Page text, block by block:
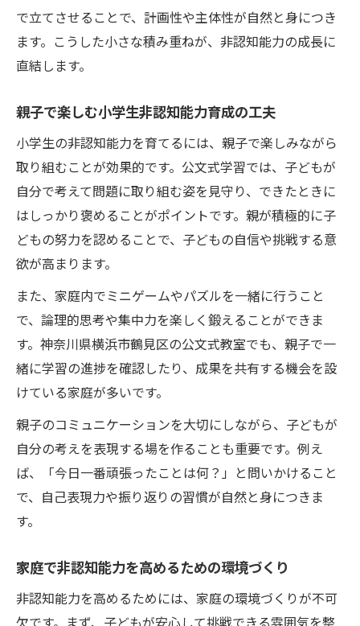
で立てさせることで、計画性や主体性が自然と身につき
ます。こうした小さな積み重ねが、非認知能力の成長に
直結します。
親子で楽しむ小学生非認知能力育成の工夫
小学生の非認知能力を育てるには、親子で楽しみながら
取り組むことが効果的です。公文式学習では、子どもが
自分で考えて問題に取り組む姿を見守り、できたときに
はしっかり褒めることがポイントです。親が積極的に子
どもの努力を認めることで、子どもの自信や挑戦する意
欲が高まります。
また、家庭内でミニゲームやパズルを一緒に行うこと
で、論理的思考や集中力を楽しく鍛えることができま
す。神奈川県横浜市鶴見区の公文式教室でも、親子で一
緒に学習の進捗を確認したり、成果を共有する機会を設
けている家庭が多いです。
親子のコミュニケーションを大切にしながら、子どもが
自分の考えを表現する場を作ることも重要です。例え
ば、「今日一番頑張ったことは何？」と問いかけること
で、自己表現力や振り返りの習慣が自然と身につきま
す。
家庭で非認知能力を高めるための環境づくり
非認知能力を高めるためには、家庭の環境づくりが不可
欠です。まず、子どもが安心して挑戦できる雰囲気を整